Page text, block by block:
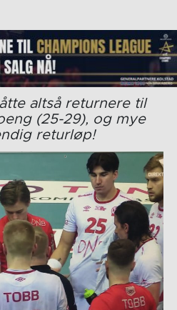
altså returnere til
(25-29), og mye
returløp!